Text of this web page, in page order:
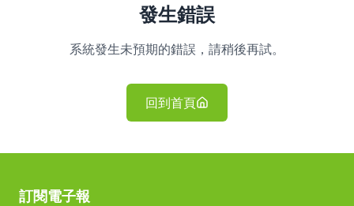
發生錯誤
系統發生未預期的錯誤，請稍後再試。
回到首頁
訂閱電子報